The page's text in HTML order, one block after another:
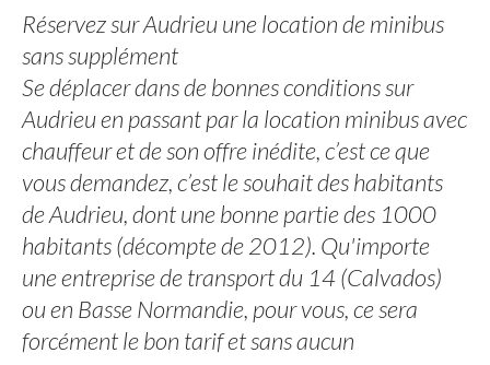
Réservez sur Audrieu une location de minibus
sans supplément
Se déplacer dans de bonnes conditions sur
Audrieu en passant par la location minibus avec
chauffeur et de son offre inédite, c’est ce que
vous demandez, c’est le souhait des habitants
de Audrieu, dont une bonne partie des 1000
habitants (décompte de 2012). Qu'importe
une entreprise de transport du 14 (Calvados)
ou en Basse Normandie, pour vous, ce sera
forcément le bon tarif et sans aucun